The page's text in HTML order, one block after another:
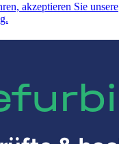
akzeptieren Sie unsere